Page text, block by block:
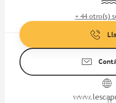
+ 44 otro(s)